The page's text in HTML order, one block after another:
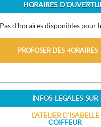
HORAIRES
Pas d'horaires disponibles pour
PROPOSER DES HORAIRES
INFOS LÉGALES SUR
L'ATELIER D'ISABELLE
COIFFEUR